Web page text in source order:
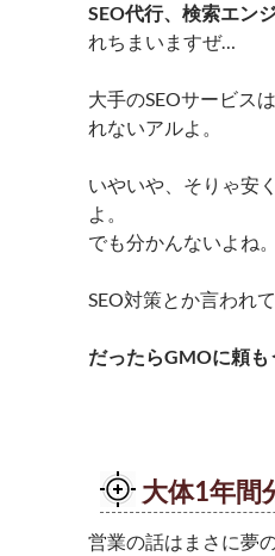
SEO代行、検索エン
れちまいますぜ…
大手のSEOサービス
れないアルよ。
いやいや、そりゃ安
よ。
でも分かんないよね
SEO対策とか言われ
だったらGMOに頼も
大体1年間
営業の話はまさに夢